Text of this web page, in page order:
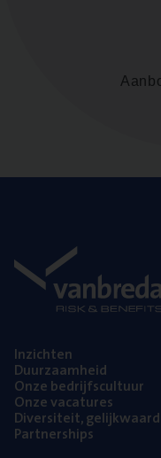
Inzich­ten
Duur­zaam­heid
Onze bedrijfs­cul­tuur
Onze vaca­tu­res
Diver­si­teit,
Part­ner­ships